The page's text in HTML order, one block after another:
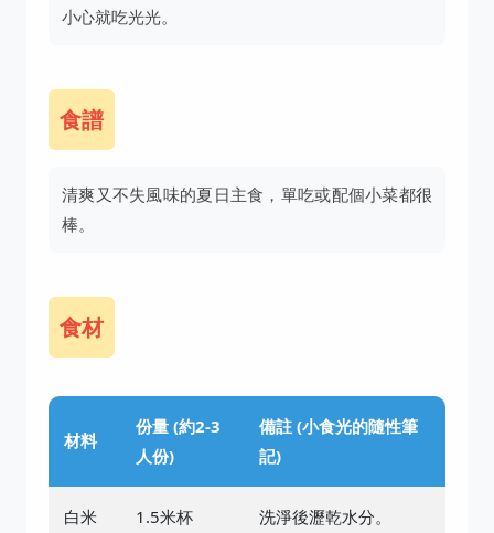
小心就吃光光。
食譜
清爽又不失風味的夏日主食，單吃或配個小菜都很
棒。
食材
材料
份量 (約2-3
人份)
備註 (小食光的隨性筆
記)
白米 1.5米杯 洗淨後瀝乾水分。